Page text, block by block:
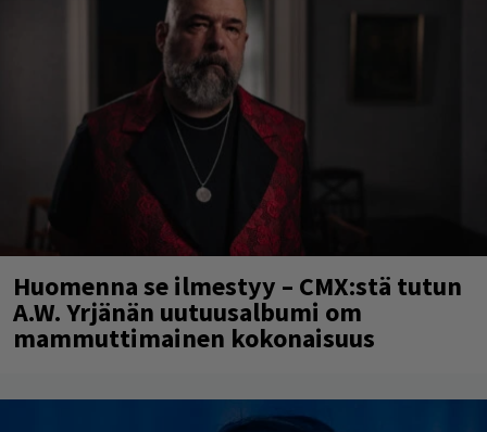
Huomenna se ilmestyy – CMX:stä tutun
A.W. Yrjänän uutuusalbumi om
mammuttimainen kokonaisuus